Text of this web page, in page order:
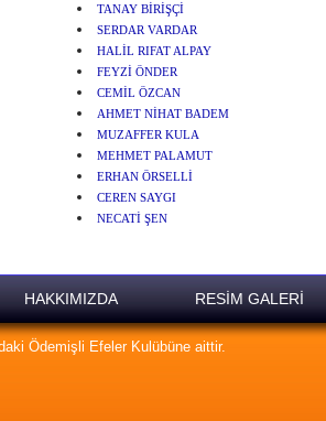
TANAY BİRİŞÇİ
SERDAR VARDAR
HALİL RIFAT ALPAY
FEYZİ ÖNDER
CEMİL ÖZCAN
AHMET NİHAT BADEM
MUZAFFER KULA
MEHMET PALAMUT
ERHAN ÖRSELLİ
CEREN SAYGI
NECATİ ŞEN
HAKKIMIZDA RESİM GALERİ
Ödemişli Efeler Kulübüne aittir.